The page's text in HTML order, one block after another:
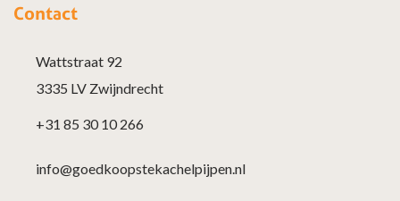
Contact
Wattstraat 92
3335 LV Zwijndrecht
+31 85 30 10 266
info@goedkoopstekachelpijpen.nl